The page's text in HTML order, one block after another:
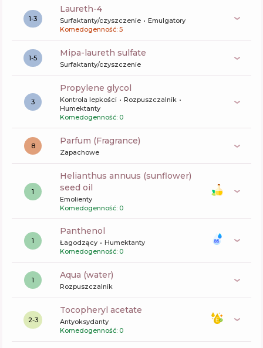
1-3
laureth-4
Surfaktanty/czyszczenie
Emulgatory
Komedogenność: 5
1-5 mipa-laureth sulfate
Surfaktanty/czyszczenie
3
propylene glycol
Kontrola lepkości
Rozpuszczalnik
Humektanty
Komedogenność: 0
8 Parfum (Fragrance)
Zapachowe
1
helianthus annuus (sunflower)
seed oil
Emolienty
Komedogenność: 0
1
panthenol
Łagodzący
Humektanty
Komedogenność: 0
1 aqua (water)
Rozpuszczalnik
2-3
tocopheryl acetate
Antyoksydanty
Komedogenność: 0